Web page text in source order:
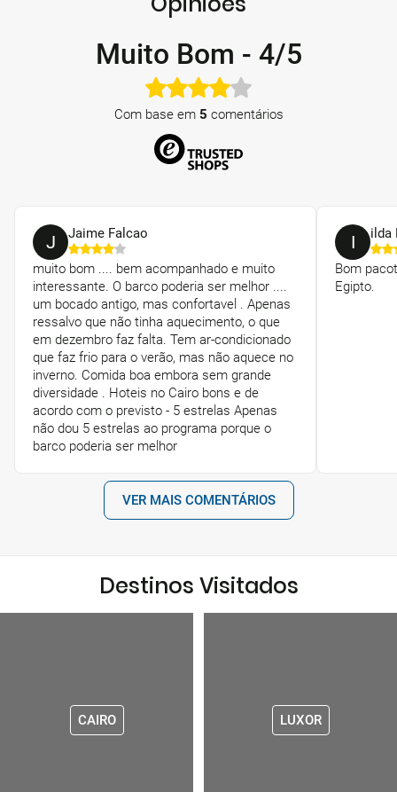
Muito Bom - 4/5
Com base em 5 comentários
J Jaime Falcao
muito bom .... bem acompanhado e muito
interessante. O barco poderia ser melhor ....
um bocado antigo, mas confortavel . Apenas
ressalvo que não tinha aquecimento, o que
em dezembro faz falta. Tem ar-condicionado
que faz frio para o verão, mas não aquece no
inverno. Comida boa embora sem grande
diversidade . Hoteis no Cairo bons e de
acordo com o previsto - 5 estrelas Apenas
não dou 5 estrelas ao programa porque o
barco poderia ser melhor
I ilda
Bom
Egipto.
VER MAIS COMENTÁRIOS
Destinos Visitados
CAIRO LUXOR